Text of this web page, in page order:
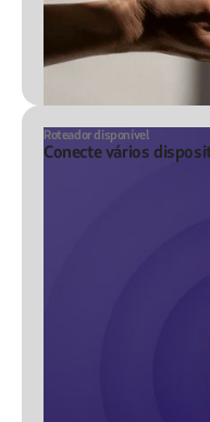
Roteador disponível
Conecte vários